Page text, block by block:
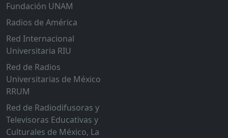
Fundación UNAM
Radios de América
Red Internacional
Universitaria RIU
Red de Radios
Universitarias de México
RRUM
Red de Radiodifusoras y
Televisoras Educativas y
Culturales de México, La